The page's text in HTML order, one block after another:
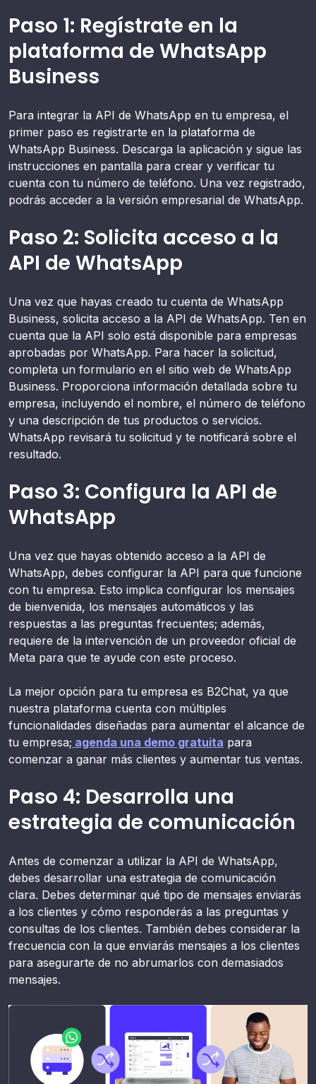
Paso 1: Regístrate en la
plataforma de WhatsApp
Business
Para integrar la API de WhatsApp en tu empresa, el
primer paso es registrarte en la plataforma de
WhatsApp Business. Descarga la aplicación y sigue las
instrucciones en pantalla para crear y verificar tu
cuenta con tu número de teléfono. Una vez registrado,
podrás acceder a la versión empresarial de WhatsApp.
Paso 2: Solicita acceso a la
API de WhatsApp
Una vez que hayas creado tu cuenta de WhatsApp
Business, solicita acceso a la API de WhatsApp. Ten en
cuenta que la API solo está disponible para empresas
aprobadas por WhatsApp. Para hacer la solicitud,
completa un formulario en el sitio web de WhatsApp
Business. Proporciona información detallada sobre tu
empresa, incluyendo el nombre, el número de teléfono
y una descripción de tus productos o servicios.
WhatsApp revisará tu solicitud y te notificará sobre el
resultado.
Paso 3: Configura la API de
WhatsApp
Una vez que hayas obtenido acceso a la API de
WhatsApp, debes configurar la API para que funcione
con tu empresa. Esto implica configurar los mensajes
de bienvenida, los mensajes automáticos y las
respuestas a las preguntas frecuentes; además,
requiere de la intervención de un proveedor oficial de
Meta para que te ayude con este proceso.
La mejor opción para tu empresa es B2Chat, ya que
nuestra plataforma cuenta con múltiples
funcionalidades diseñadas para aumentar el alcance de
tu empresa; agenda una demo gratuita para
comenzar a ganar más clientes y aumentar tus ventas.
Paso 4: Desarrolla una
estrategia de comunicación
Antes de comenzar a utilizar la API de WhatsApp,
debes desarrollar una estrategia de comunicación
clara. Debes determinar qué tipo de mensajes enviarás
a los clientes y cómo responderás a las preguntas y
consultas de los clientes. También debes considerar la
frecuencia con la que enviarás mensajes a los clientes
para asegurarte de no abrumarlos con demasiados
mensajes.